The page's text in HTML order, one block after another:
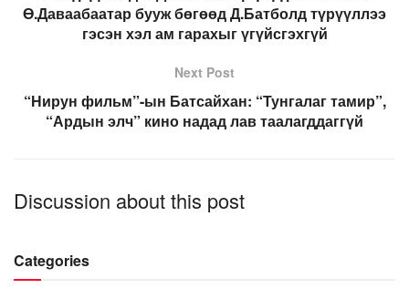
Ө.Даваабаатар бууж бөгөөд Д.Батболд түрүүллээ
гэсэн хэл ам гарахыг үгүйсгэхгүй
Next Post
“Нирун фильм”-ын Батсайхан: “Тунгалаг тамир”,
“Ардын элч” кино надад лав таалагддаггүй
Discussion about this post
Categories